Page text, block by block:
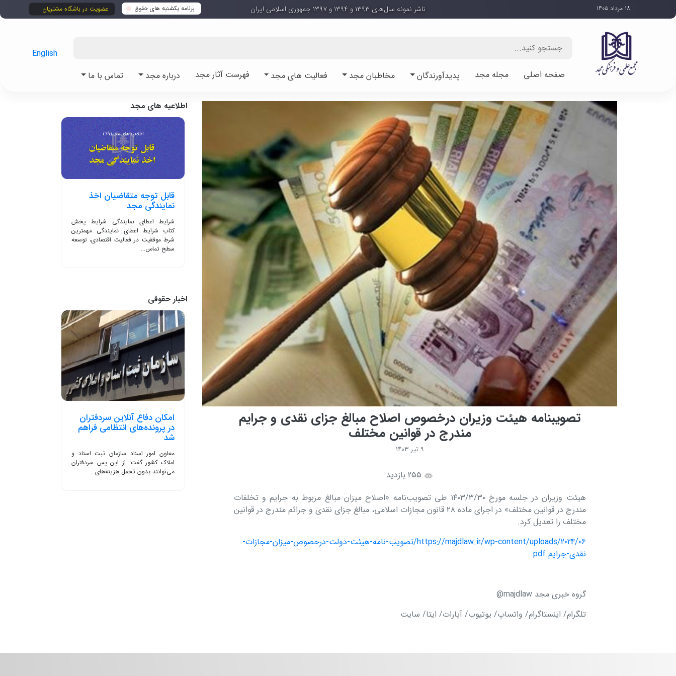
برنامه یکشنبه های حقوق عضویت در باشگاه مشتریان ۱۸ مرداد ۱۴۰۵ ناشر نمونه سال‌های ۱۳۹۳ و ۱۳۹۴ و ۱۳۹۷ جمهوری اسلامی ایران
صفحه اصلی مجله مجد پدیدآورندگان مخاطبان مجد فعالیت های مجد فهرست آثار مجد درباره مجد تماس با ما
English
تصویبنامه هیئت وزیران درخصوص اصلاح مبالغ جزای نقدی و جرایم
مندرج در قوانین مختلف
۹ تیر ۱۴۰۳
هیئت وزیران در جلسه مورخ ۱۴۰۳/۳/۳۰ طی تصویب‌نامه «اصلاح میزان مبالغ مربوط به جرایم و تخلفات
مندرج در قوانین مختلف» در اجرای ماده ۲۸ قانون مجازات اسلامی، مبالغ جزای نقدی و جرائم مندرج در قوانین
مختلف را تعدیل کرد.
https://majdlaw.ir/wp-content/uploads/2024/06/تصویب-نامه-هیئت-دولت-درخصوص-میزان-مجازات-
نقدی-جرایم.pdf
گروه خبری مجد majdlaw@
تلگرام/ اینستاگرام/ واتساپ/ یوتیوب/ آپارات/ ایتا/ سایت
اطلاعیه های مجد
قابل توجه متقاضیان اخذ
نمایندگی مجد
شرایط اعطای نمایندگی شرایط پخش
کتاب شرایط اعطای نمایندگی مهمترین
شرط موفقیت در فعالیت اقتصادی، توسعه
سطح تماس...
اخبار حقوقی
امکان دفاع آنلاین سردفتران
در پرونده‌های انتظامی فراهم
شد
معاون امور اسناد سازمان ثبت اسناد و
املاک کشور گفت: از این پس سردفتران
می‌توانند بدون تحمل هزینه‌های...